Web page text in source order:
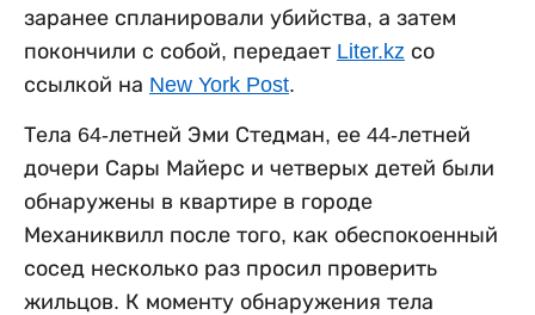
заранее спланировали убийства, а затем
покончили с собой, передает Liter.kz со
ссылкой на New York Post.
Тела 64-летней Эми Стедман, ее 44-летней
дочери Сары Майерс и четверых детей были
обнаружены в квартире в городе
Механиквилл после того, как обеспокоенный
сосед несколько раз просил проверить
жильцов. К моменту обнаружения тела